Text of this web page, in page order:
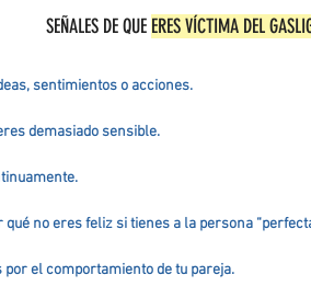
SEÑALES DE QUE ERES VÍCTIMA DEL
sentimientos o acciones.
demasiado sensible.
qué no eres feliz si tienes a la persona
por el comportamiento de tu pareja.